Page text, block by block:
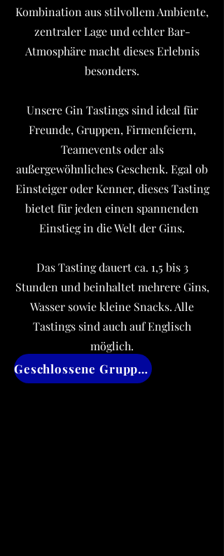
Kombination aus stilvollem Ambiente,
zentraler Lage und echter Bar-
Atmosphäre macht dieses Erlebnis
besonders.
Unsere Gin Tastings sind ideal für
Freunde, Gruppen, Firmenfeiern,
Teamevents oder als
außergewöhnliches Geschenk. Egal ob
Einsteiger oder Kenner, dieses Tasting
bietet für jeden einen spannenden
Einstieg in die Welt der Gins.
Das Tasting dauert ca. 1,5 bis 3
Stunden und beinhaltet mehrere Gins,
Wasser sowie kleine Snacks. Alle
Tastings sind auch auf Englisch
möglich.
Geschlossene Gruppen